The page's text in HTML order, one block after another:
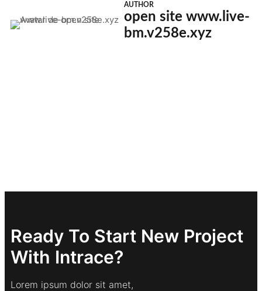
AUTHOR
open site www.live-
bm.v258e.xyz
Ready To Start New Project
With Intrace?
Lorem ipsum dolor sit amet,